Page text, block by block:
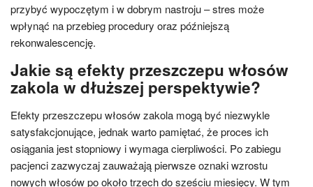
przybyć wypoczętym i w dobrym nastroju – stres może
wpłynąć na przebieg procedury oraz późniejszą
rekonwalescencję.
Jakie są efekty przeszczepu włosów
zakola w dłuższej perspektywie?
Efekty przeszczepu włosów zakola mogą być niezwykle
satysfakcjonujące, jednak warto pamiętać, że proces ich
osiągania jest stopniowy i wymaga cierpliwości. Po zabiegu
pacjenci zazwyczaj zauważają pierwsze oznaki wzrostu
nowych włosów po około trzech do sześciu miesięcy. W tym